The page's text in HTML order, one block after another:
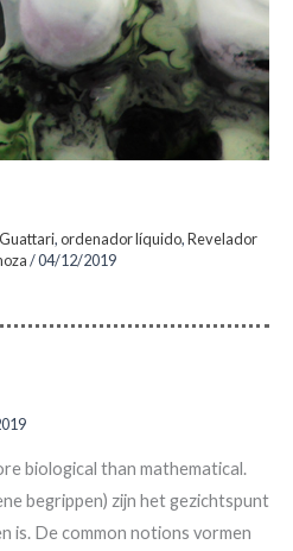
Guattari,ordenador líquido,Revelador
/04/12/2019
biological than mathematical.
begrippen) zijn het gezichtspunt
is. De common notions vormen